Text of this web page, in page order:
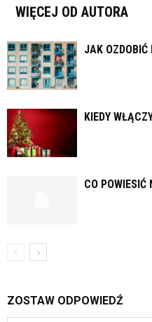
WIĘCEJ OD AUTORA
JAK
KIEDY
CO
ZOSTAW ODPOWIEDŹ